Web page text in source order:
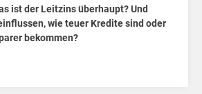
ist der Leitzins überhaupt? Und
wie teuer Kredite sind oder
bekommen?